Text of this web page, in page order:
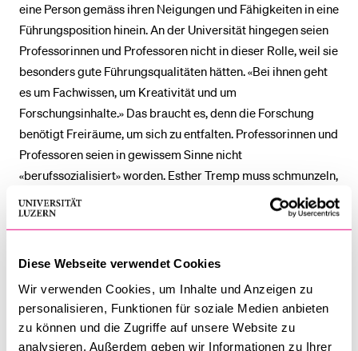
Diese Webseite verwendet Cookies
Wir verwenden Cookies, um Inhalte und Anzeigen zu
personalisieren, Funktionen für soziale Medien anbieten
zu können und die Zugriffe auf unsere Website zu
analysieren. Außerdem geben wir Informationen zu Ihrer
eine Person gemäss ihren Neigungen und Fähigkeiten in eine
Führungsposition hinein. An der Universität hingegen seien
Professorinnen und Professoren nicht in dieser Rolle, weil sie
besonders gute Führungsqualitäten hätten. «Bei ihnen geht
es um Fachwissen, um Kreativität und um
Forschungsinhalte.» Das braucht es, denn die Forschung
benötigt Freiräume, um sich zu entfalten. Professorinnen und
Professoren seien in gewissem Sinne nicht
«berufssozialisiert» worden. Esther Tremp muss schmunzeln,
als sie diesen Satz ausspricht. «Sie haben ihre Stärken in der
Lehre und in der Forschung, plötzlich stehen sie aber in einer
«Wir unterstützen oder entlasten sie als HR-Verantwortliche.
Wir halten ihnen auch, wenn möglich, den Rücken frei, damit
sie sich auf ihre Kernaufgaben konzentrieren können.» Der